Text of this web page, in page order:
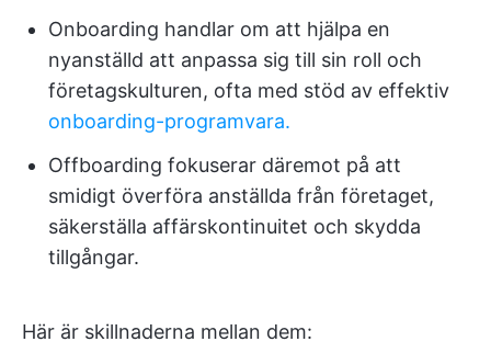
Onboarding handlar om att hjälpa en
nyanställd att anpassa sig till sin roll och
företagskulturen, ofta med stöd av effektiv
onboarding-programvara.
Offboarding fokuserar däremot på att
smidigt överföra anställda från företaget,
säkerställa affärskontinuitet och skydda
tillgångar.
Här är skillnaderna mellan dem: